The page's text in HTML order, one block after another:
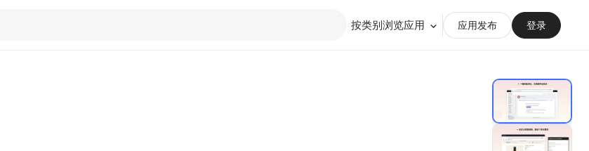
按类别浏览应用 应用发布 登录